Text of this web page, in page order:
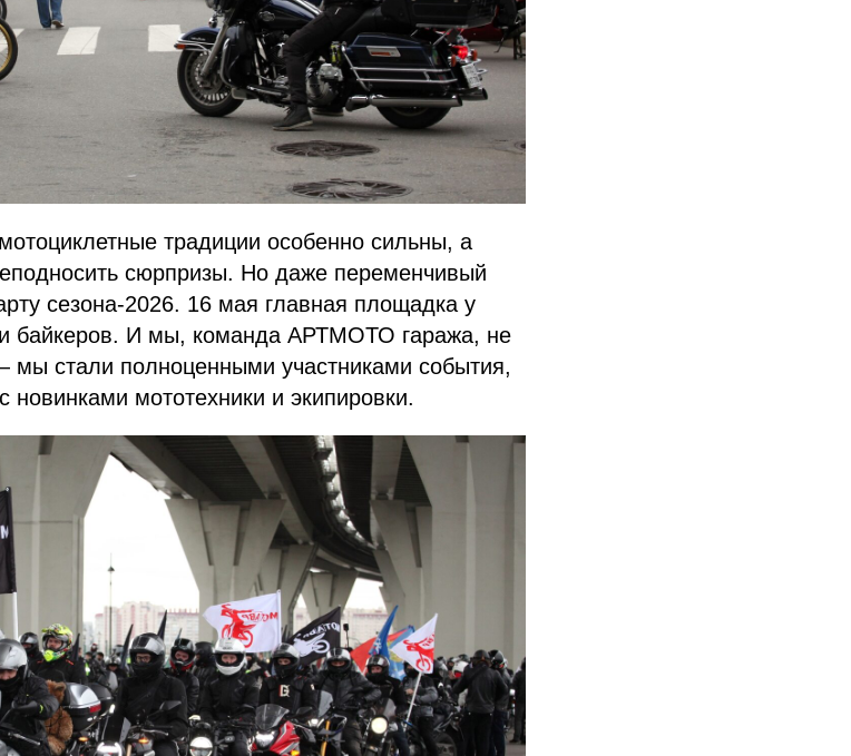
традиции особенно сильны, а
сюрпризы. Но даже переменчивый
сезона-2026. 16 мая главная площадка у
байкеров. И мы, команда АРТМОТО гаража, не
мы стали полноценными участниками события,
новинками мототехники и экипировки.